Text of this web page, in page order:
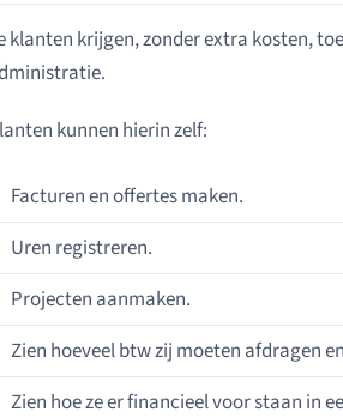
klanten krijgen, zonder extra kosten,
kunnen hierin zelf:
Facturen en offertes maken.
Uren registreren.
Projecten aanmaken.
Zien hoeveel btw zij moeten afdragen
Zien hoe ze er financieel voor staan in